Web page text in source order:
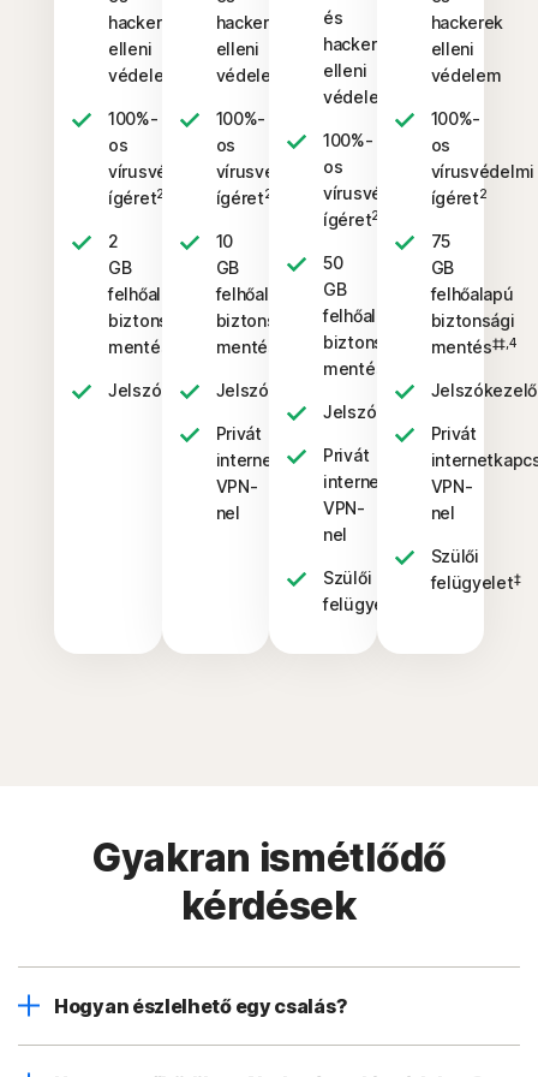
hackerek
elleni
védelem
100%-
os
vírusvédelmi
ígéret2
2
GB
felhőalapú
biztonsági
mentés
Jelszókezelő
hackerek
elleni
védelem
100%-
os
vírusvédelmi
ígéret2
10
GB
felhőalapú
biztonsági
mentés
Jelszókezelő
Privát
internetkapcsolat
VPN-
nel
és
hackerek
elleni
védelem
100%-
os
vírusvédelmi
ígéret2
50
GB
felhőalapú
biztonsági
mentés
Jelszókezelő
Privát
internetkapcsolat
VPN-
nel
Szülői
felügyelet
hackerek
elleni
védelem
100%-
os
vírusvédelmi
ígéret2
75
GB
felhőalapú
biztonsági
mentés‡‡,4
Jelszókezelő
Privát
VPN-
nel
Szülői
felügyelet‡
Gyakran ismétlődő
kérdések
Hogyan észlelhető egy csalás?